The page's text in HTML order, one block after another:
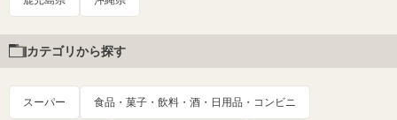
カテゴリから探す
スーパー 食品・菓子・飲料・酒・日用品・コンビニ